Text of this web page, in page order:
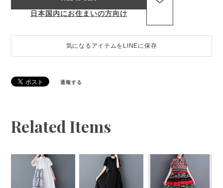
日本国内にお住まいの方向け
気になるアイテムをLINEに保存
通報する
Related Items